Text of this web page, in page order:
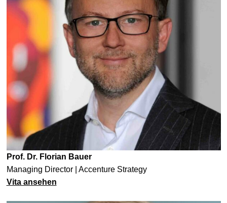
Prof. Dr. Florian Bauer
Managing Director | Accenture Strategy
Vita ansehen